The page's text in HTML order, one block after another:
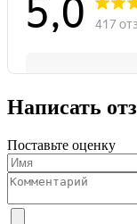
Написать
Поставьте оценку